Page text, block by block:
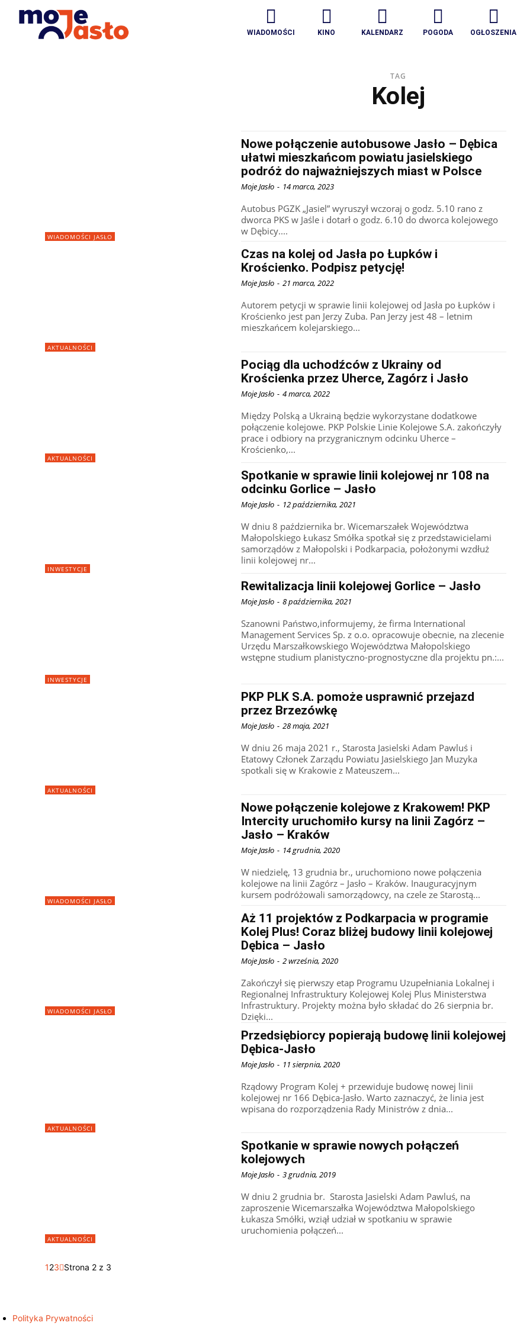
WIADOMOŚCI KINO KALENDARZ POGODA OGŁOSZENIA
TAG
Kolej
WIADOMOŚCI JASŁO
Nowe połączenie autobusowe Jasło – Dębica
ułatwi mieszkańcom powiatu jasielskiego
podróż do najważniejszych miast w Polsce
Moje Jasło - 14 marca, 2023
Autobus PGZK „Jasiel” wyruszył wczoraj o godz. 5.10 rano z
dworca PKS w Jaśle i dotarł o godz. 6.10 do dworca kolejowego
w Dębicy....
AKTUALNOŚCI
Czas na kolej od Jasła po Łupków i
Krościenko. Podpisz petycję!
Moje Jasło - 21 marca, 2022
Autorem petycji w sprawie linii kolejowej od Jasła po Łupków i
Krościenko jest pan Jerzy Zuba. Pan Jerzy jest 48 – letnim
mieszkańcem kolejarskiego...
AKTUALNOŚCI
Pociąg dla uchodźców z Ukrainy od
Krościenka przez Uherce, Zagórz i Jasło
Moje Jasło - 4 marca, 2022
Między Polską a Ukrainą będzie wykorzystane dodatkowe
połączenie kolejowe. PKP Polskie Linie Kolejowe S.A. zakończyły
prace i odbiory na przygranicznym odcinku Uherce –
Krościenko,...
INWESTYCJE
Spotkanie w sprawie linii kolejowej nr 108 na
odcinku Gorlice – Jasło
Moje Jasło - 12 października, 2021
W dniu 8 października br. Wicemarszałek Województwa
Małopolskiego Łukasz Smółka spotkał się z przedstawicielami
samorządów z Małopolski i Podkarpacia, położonymi wzdłuż
linii kolejowej nr...
INWESTYCJE
Rewitalizacja linii kolejowej Gorlice – Jasło
Moje Jasło - 8 października, 2021
Szanowni Państwo,informujemy, że firma International
Management Services Sp. z o.o. opracowuje obecnie, na zlecenie
Urzędu Marszałkowskiego Województwa Małopolskiego
wstępne studium planistyczno-prognostyczne dla projektu pn.:...
AKTUALNOŚCI
PKP PLK S.A. pomoże usprawnić przejazd
przez Brzezówkę
Moje Jasło - 28 maja, 2021
W dniu 26 maja 2021 r., Starosta Jasielski Adam Pawluś i
Etatowy Członek Zarządu Powiatu Jasielskiego Jan Muzyka
spotkali się w Krakowie z Mateuszem...
WIADOMOŚCI JASŁO
Nowe połączenie kolejowe z Krakowem! PKP
Intercity uruchomiło kursy na linii Zagórz –
Jasło – Kraków
Moje Jasło - 14 grudnia, 2020
W niedzielę, 13 grudnia br., uruchomiono nowe połączenia
kolejowe na linii Zagórz – Jasło – Kraków. Inauguracyjnym
kursem podróżowali samorządowcy, na czele ze Starostą...
WIADOMOŚCI JASŁO
Aż 11 projektów z Podkarpacia w programie
Kolej Plus! Coraz bliżej budowy linii kolejowej
Dębica – Jasło
Moje Jasło - 2 września, 2020
Zakończył się pierwszy etap Programu Uzupełniania Lokalnej i
Regionalnej Infrastruktury Kolejowej Kolej Plus Ministerstwa
Infrastruktury. Projekty można było składać do 26 sierpnia br.
Dzięki...
AKTUALNOŚCI
Przedsiębiorcy popierają budowę linii kolejowej
Dębica-Jasło
Moje Jasło - 11 sierpnia, 2020
Rządowy Program Kolej + przewiduje budowę nowej linii
kolejowej nr 166 Dębica-Jasło. Warto zaznaczyć, że linia jest
wpisana do rozporządzenia Rady Ministrów z dnia...
AKTUALNOŚCI
Spotkanie w sprawie nowych połączeń
kolejowych
Moje Jasło - 3 grudnia, 2019
W dniu 2 grudnia br. Starosta Jasielski Adam Pawluś, na
zaproszenie Wicemarszałka Województwa Małopolskiego
Łukasza Smółki, wziął udział w spotkaniu w sprawie
uruchomienia połączeń...
123 Strona 2 z 3
Polityka Prywatności